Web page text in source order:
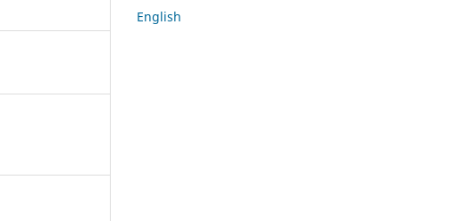
English